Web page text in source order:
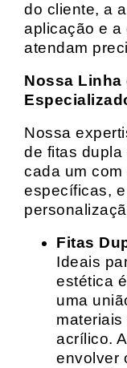
do cliente, a
aplicação e a
atendam
Nossa Linha
Nossa
de fitas dupla
cada um
específicas,
Fitas
Ideais
estética
uma
acrílico.
envolver